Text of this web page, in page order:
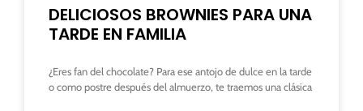
DELICIOSOS BROWNIES PARA UNA
TARDE EN FAMILIA
¿Eres fan del chocolate? Para ese antojo de dulce en la tarde
o como postre después del almuerzo, te traemos una clásica